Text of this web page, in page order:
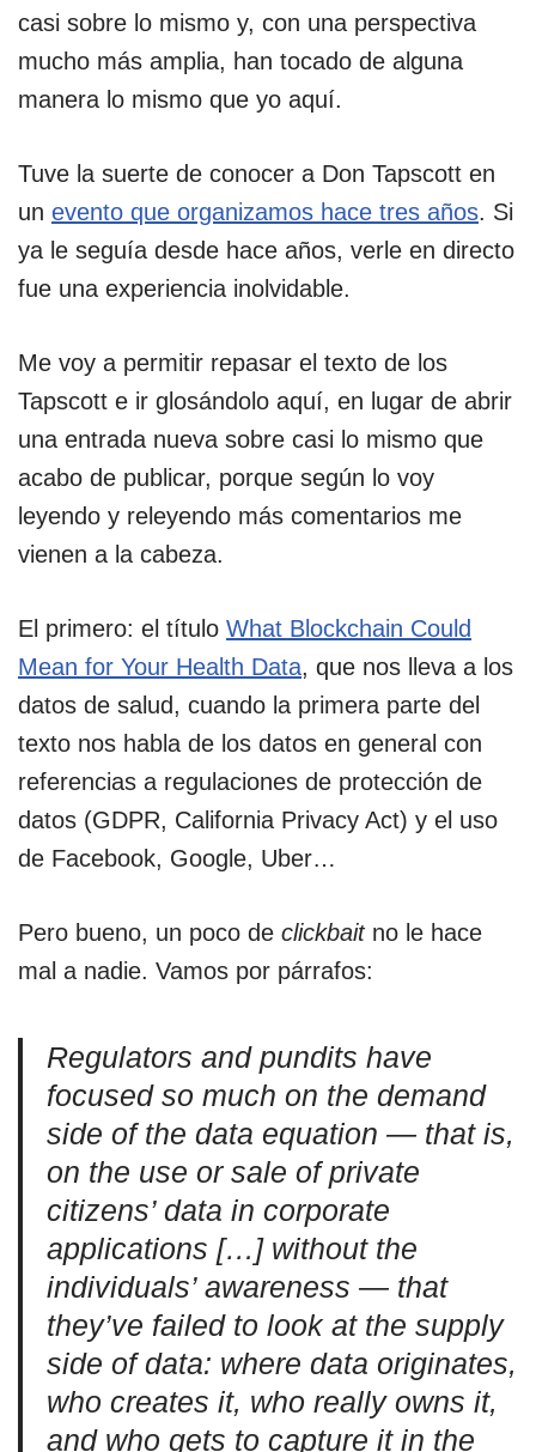
casi sobre lo mismo y, con una perspectiva
mucho más amplia, han tocado de alguna
manera lo mismo que yo aquí.
Tuve la suerte de conocer a Don Tapscott en
un evento que organizamos hace tres años. Si
ya le seguía desde hace años, verle en directo
fue una experiencia inolvidable.
Me voy a permitir repasar el texto de los
Tapscott e ir glosándolo aquí, en lugar de abrir
una entrada nueva sobre casi lo mismo que
acabo de publicar, porque según lo voy
leyendo y releyendo más comentarios me
vienen a la cabeza.
El primero: el título What Blockchain Could
Mean for Your Health Data, que nos lleva a los
datos de salud, cuando la primera parte del
texto nos habla de los datos en general con
referencias a regulaciones de protección de
datos (GDPR, California Privacy Act) y el uso
de Facebook, Google, Uber…
Pero bueno, un poco de clickbaitno le hace
mal a nadie. Vamos por párrafos:
Regulators and pundits have
focused so much on the demand
side of the data equation — that is,
on the use or sale of private
citizens’ data in corporate
applications […] without the
individuals’ awareness — that
they’ve failed to look at the supply
side of data: where data originates,
who creates it, who really owns it,
and who gets to capture it in the